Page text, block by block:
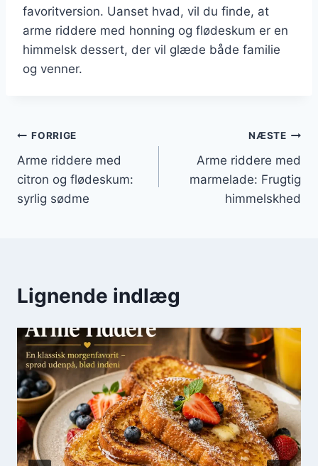
favoritversion. Uanset hvad, vil du finde, at
arme riddere med honning og flødeskum er en
himmelsk dessert, der vil glæde både familie
og venner.
Indlægsnavigation
FORRIGE
Arme riddere med
citron og flødeskum:
syrlig sødme
NÆSTE
Arme riddere med
marmelade: Frugtig
himmelskhed
Lignende indlæg